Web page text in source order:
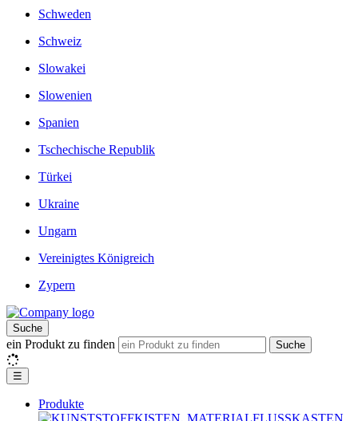
Schweden
Schweiz
Slowakei
Slowenien
Spanien
Tschechische Republik
Türkei
Ukraine
Ungarn
Vereinigtes Königreich
Zypern
Suche
ein Produkt zu finden Suche
☰
Produkte